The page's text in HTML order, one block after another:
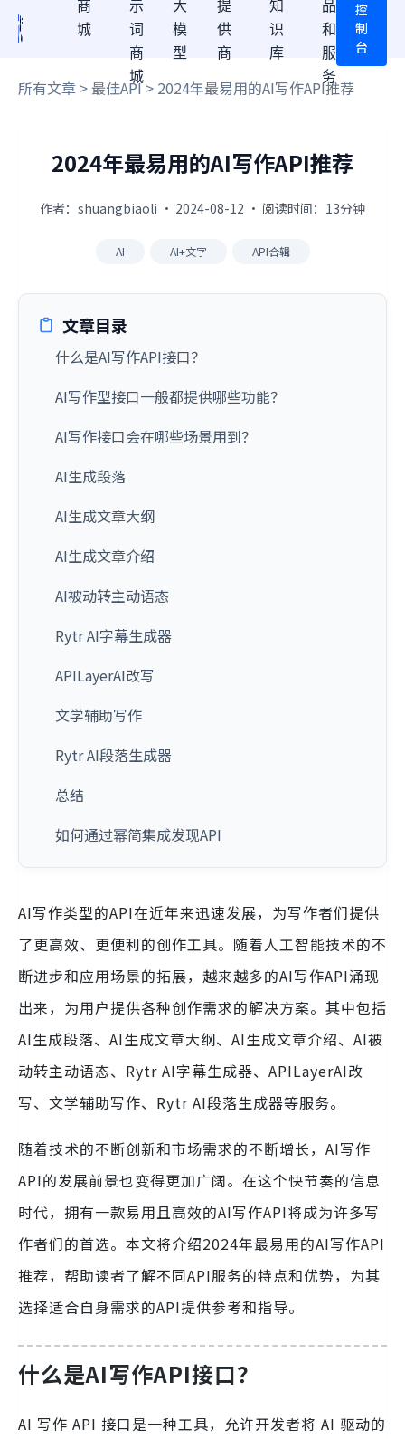
商
城
示
词
商
城
大
模
型
提
供
商
知
识
库
品
和
服
务
控
制
台
所有文章 > 最佳API> 2024年最易用的AI写作API推荐
2024年最易用的AI写作API推荐
作者：shuangbiaoli · 2024-08-12 · 阅读时间：13分钟
AI AI+文字 API合辑
文章目录
什么是AI写作API接口？
AI写作型接口一般都提供哪些功能？
AI写作接口会在哪些场景用到？
AI生成段落
AI生成文章大纲
AI生成文章介绍
AI被动转主动语态
Rytr AI字幕生成器
APILayerAI改写
文学辅助写作
Rytr AI段落生成器
总结
如何通过幂简集成发现API
AI写作类型的API在近年来迅速发展，为写作者们提供
了更高效、更便利的创作工具。随着人工智能技术的不
断进步和应用场景的拓展，越来越多的AI写作API涌现
出来，为用户提供各种创作需求的解决方案。其中包括
AI生成段落、AI生成文章大纲、AI生成文章介绍、AI被
动转主动语态、Rytr AI字幕生成器、APILayerAI改
写、文学辅助写作、Rytr AI段落生成器等服务。
随着技术的不断创新和市场需求的不断增长，AI写作
API的发展前景也变得更加广阔。在这个快节奏的信息
时代，拥有一款易用且高效的AI写作API将成为许多写
作者们的首选。本文将介绍2024年最易用的AI写作API
推荐，帮助读者了解不同API服务的特点和优势，为其
选择适合自身需求的API提供参考和指导。
什么是AI写作API接口？
AI 写作 API 接口是一种工具，允许开发者将 AI 驱动的